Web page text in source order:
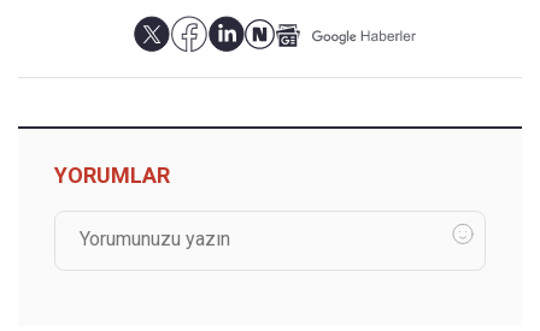
YORUMLAR